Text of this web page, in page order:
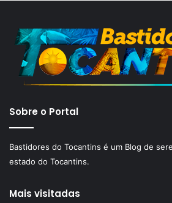
Sobre o Portal
Bastidores do Tocantins é um Blog de
estado do Tocantins.
Mais visitadas